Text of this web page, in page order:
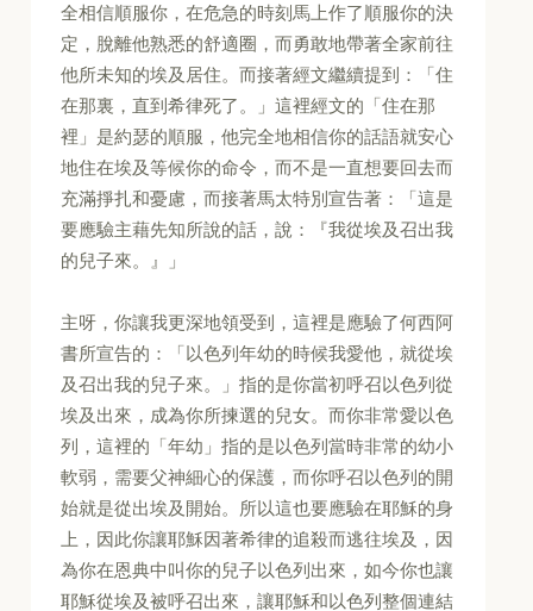
全相信順服你，在危急的時刻馬上作了順服你的決
定，脫離他熟悉的舒適圈，而勇敢地帶著全家前往
他所未知的埃及居住。而接著經文繼續提到：「住
在那裏，直到希律死了。」這裡經文的「住在那
裡」是約瑟的順服，他完全地相信你的話語就安心
地住在埃及等候你的命令，而不是一直想要回去而
充滿掙扎和憂慮，而接著馬太特別宣告著：「這是
要應驗主藉先知所說的話，說：『我從埃及召出我
的兒子來。』」
主呀，你讓我更深地領受到，這裡是應驗了何西阿
書所宣告的：「以色列年幼的時候我愛他，就從埃
及召出我的兒子來。」指的是你當初呼召以色列從
埃及出來，成為你所揀選的兒女。而你非常愛以色
列，這裡的「年幼」指的是以色列當時非常的幼小
軟弱，需要父神細心的保護，而你呼召以色列的開
始就是從出埃及開始。所以這也要應驗在耶穌的身
上，因此你讓耶穌因著希律的追殺而逃往埃及，因
為你在恩典中叫你的兒子以色列出來，如今你也讓
耶穌從埃及被呼召出來，讓耶穌和以色列整個連結